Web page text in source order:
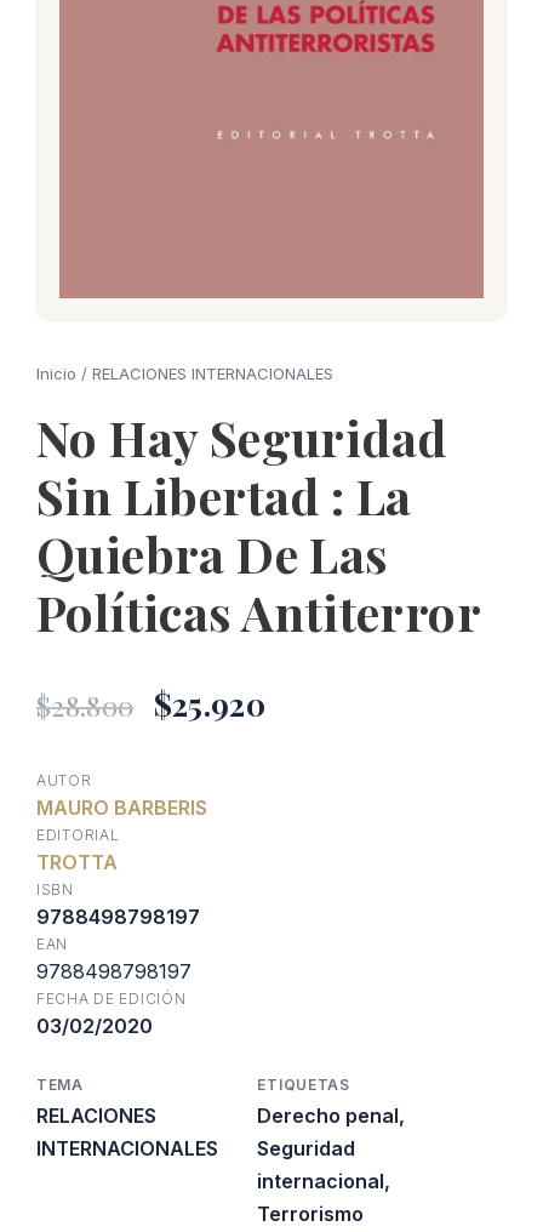
Inicio / RELACIONES INTERNACIONALES
No Hay Seguridad
Sin Libertad : La
Quiebra De Las
Políticas Antiterror
$28.800 El
original
era:
$28.800.
$25.920
AUTOR
MAURO BARBERIS
EDITORIAL
TROTTA
ISBN
9788498798197
EAN
9788498798197
FECHA DE EDICIÓN
03/02/2020
TEMA
RELACIONES
INTERNACIONALES
ETIQUETAS
Derecho penal,
Seguridad
internacional,
Terrorismo